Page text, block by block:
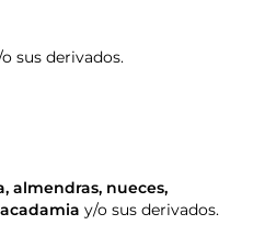
sus derivados.
, almendras, nueces,
y/o sus derivados.